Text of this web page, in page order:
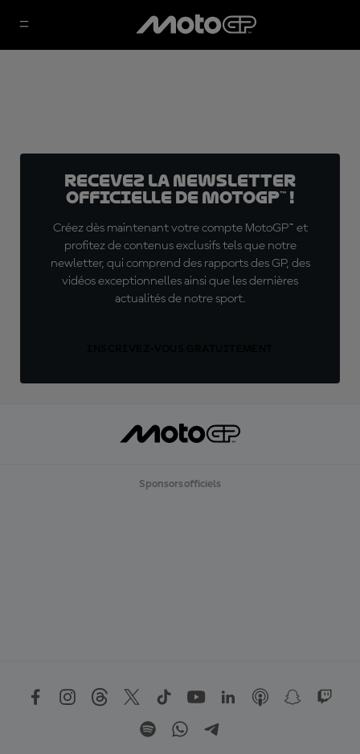
Recevez la Newsletter
officielle de MotoGP™ !
Créez dès maintenant votre compte MotoGP™ et
profitez de contenus exclusifs tels que notre
newletter, qui comprend des rapports des GP, des
vidéos exceptionnelles ainsi que les dernières
actualités de notre sport.
Sponsors officiels